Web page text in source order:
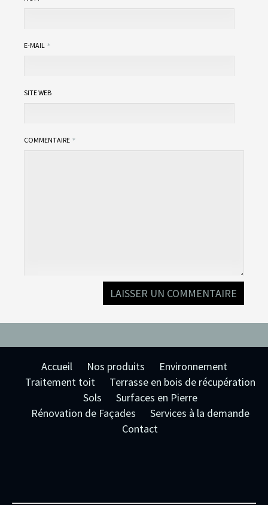
E-MAIL
SITE WEB
COMMENTAIRE
Accueil Nos produits
Environnement
Traitement toit
Terrasse en bois de récupération
Sols
Surfaces en Pierre
Rénovation de Façades
Services à la demande
Contact